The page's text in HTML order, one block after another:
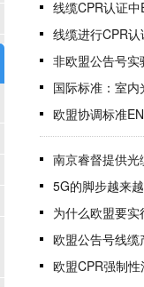
线缆CPR认证
线缆进行CPR
非欧盟公告号
国际标准：室
欧盟协调标准
南京睿督提供
5G的脚步越来
为什么欧盟要
欧盟公告号线
欧盟CPR强制